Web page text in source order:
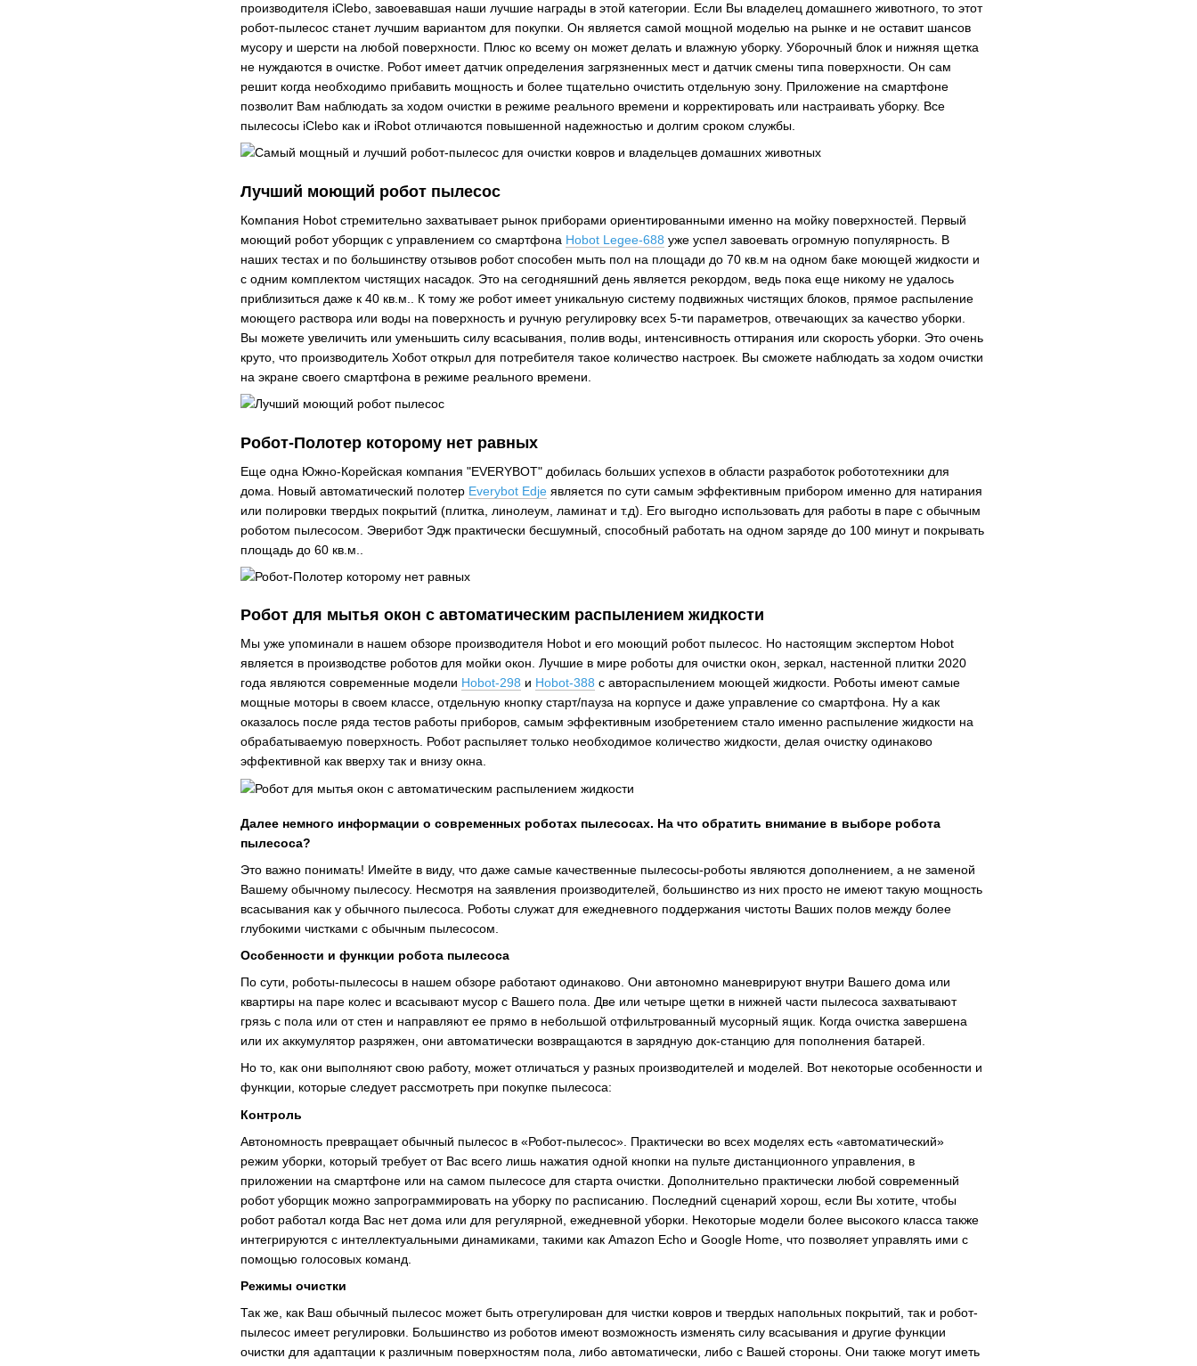
производителя iClebo, завоевавшая наши лучшие награды в этой категории. Если Вы владелец домашнего животного, то этот
робот-пылесос станет лучшим вариантом для покупки. Он является самой мощной моделью на рынке и не оставит шансов
мусору и шерсти на любой поверхности. Плюс ко всему он может делать и влажную уборку. Уборочный блок и нижняя щетка
не нуждаются в очистке. Робот имеет датчик определения загрязненных мест и датчик смены типа поверхности. Он сам
решит когда необходимо прибавить мощность и более тщательно очистить отдельную зону. Приложение на смартфоне
позволит Вам наблюдать за ходом очистки в режиме реального времени и корректировать или настраивать уборку. Все
пылесосы iClebo как и iRobot отличаются повышенной надежностью и долгим сроком службы.
Лучший моющий робот пылесос
Компания Hobot стремительно захватывает рынок приборами ориентированными именно на мойку поверхностей. Первый
моющий робот уборщик с управлением со смартфона Hobot Legee-688 уже успел завоевать огромную популярность. В
наших тестах и по большинству отзывов робот способен мыть пол на площади до 70 кв.м на одном баке моющей жидкости и
с одним комплектом чистящих насадок. Это на сегодняшний день является рекордом, ведь пока еще никому не удалось
приблизиться даже к 40 кв.м.. К тому же робот имеет уникальную систему подвижных чистящих блоков, прямое распыление
моющего раствора или воды на поверхность и ручную регулировку всех 5-ти параметров, отвечающих за качество уборки.
Вы можете увеличить или уменьшить силу всасывания, полив воды, интенсивность оттирания или скорость уборки. Это очень
круто, что производитель Хобот открыл для потребителя такое количество настроек. Вы сможете наблюдать за ходом очистки
на экране своего смартфона в режиме реального времени.
Робот-Полотер которому нет равных
Еще одна Южно-Корейская компания "EVERYBOT" добилась больших успехов в области разработок робототехники для
дома. Новый автоматический полотер Everybot Edje является по сути самым эффективным прибором именно для натирания
или полировки твердых покрытий (плитка, линолеум, ламинат и т.д). Его выгодно использовать для работы в паре с обычным
роботом пылесосом. Эверибот Эдж практически бесшумный, способный работать на одном заряде до 100 минут и покрывать
площадь до 60 кв.м..
Робот для мытья окон с автоматическим распылением жидкости
Мы уже упоминали в нашем обзоре производителя Hobot и его моющий робот пылесос. Но настоящим экспертом Hobot
является в производстве роботов для мойки окон. Лучшие в мире роботы для очистки окон, зеркал, настенной плитки 2020
года являются современные модели Hobot-298 и Hobot-388 с автораспылением моющей жидкости. Роботы имеют самые
мощные моторы в своем классе, отдельную кнопку старт/пауза на корпусе и даже управление со смартфона. Ну а как
оказалось после ряда тестов работы приборов, самым эффективным изобретением стало именно распыление жидкости на
обрабатываемую поверхность. Робот распыляет только необходимое количество жидкости, делая очистку одинаково
эффективной как вверху так и внизу окна.
Далее немного информации о современных роботах пылесосах. На что обратить внимание в выборе робота
пылесоса?
Это важно понимать! Имейте в виду, что даже самые качественные пылесосы-роботы являются дополнением, а не заменой
Вашему обычному пылесосу. Несмотря на заявления производителей, большинство из них просто не имеют такую мощность
всасывания как у обычного пылесоса. Роботы служат для ежедневного поддержания чистоты Ваших полов между более
глубокими чистками с обычным пылесосом.
Особенности и функции робота пылесоса
По сути, роботы-пылесосы в нашем обзоре работают одинаково. Они автономно маневрируют внутри Вашего дома или
квартиры на паре колес и всасывают мусор с Вашего пола. Две или четыре щетки в нижней части пылесоса захватывают
грязь с пола или от стен и направляют ее прямо в небольшой отфильтрованный мусорный ящик. Когда очистка завершена
или их аккумулятор разряжен, они автоматически возвращаются в зарядную док-станцию для пополнения батарей.
Но то, как они выполняют свою работу, может отличаться у разных производителей и моделей. Вот некоторые особенности и
функции, которые следует рассмотреть при покупке пылесоса:
Контроль
Автономность превращает обычный пылесос в «Робот-пылесос». Практически во всех моделях есть «автоматический»
режим уборки, который требует от Вас всего лишь нажатия одной кнопки на пульте дистанционного управления, в
приложении на смартфоне или на самом пылесосе для старта очистки. Дополнительно практически любой современный
робот уборщик можно запрограммировать на уборку по расписанию. Последний сценарий хорош, если Вы хотите, чтобы
робот работал когда Вас нет дома или для регулярной, ежедневной уборки. Некоторые модели более высокого класса также
интегрируются с интеллектуальными динамиками, такими как Amazon Echo и Google Home, что позволяет управлять ими с
помощью голосовых команд.
Режимы очистки
Так же, как Ваш обычный пылесос может быть отрегулирован для чистки ковров и твердых напольных покрытий, так и робот-
пылесос имеет регулировки. Большинство из роботов имеют возможность изменять силу всасывания и другие функции
очистки для адаптации к различным поверхностям пола, либо автоматически, либо с Вашей стороны. Они также могут иметь